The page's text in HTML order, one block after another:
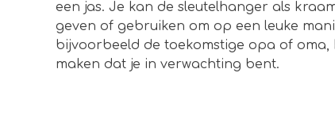
een jas. Je kan de sleutelhanger als
geven of gebruiken om op een leuke
bijvoorbeeld de toekomstige opa of oma,
maken dat je in verwachting bent.